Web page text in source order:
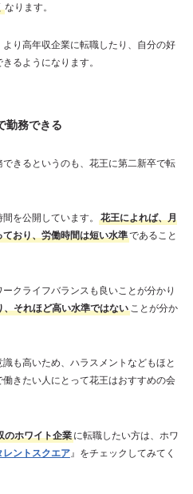
なります。
り高年収企業に転職したり、自分の好
るようになります。
勤務できる
きるというのも、花王に第二新卒で転
を公開しています。
花王によれば、月
おり、労働時間は短い水準であること
クライフバランスも良いことが分かり
それほど高い水準ではないことが分か
も高いため、ハラスメントなどもほと
働きたい人にとって花王はおすすめの会
のホワイト企業に転職したい方は、ホワ
レントスクエア』をチェックしてみてく